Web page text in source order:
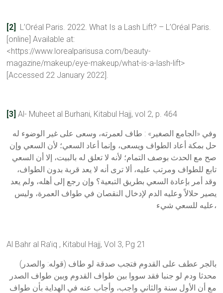
[2]
L’Oréal Paris. 2022. What Is a Lash Lift? – L’Oréal Paris.
[online] Available at:
<https://www.lorealparisusa.com/beauty-
magazine/makeup/eye-makeup/what-is-a-lash-lift>
[Accessed 22 January 2022].
[3] Al- Muheet al Burhani, Kitabul Hajj, vol 2, p. 464
وفي «الجامع الصغير» : طاف لعمرته، وسعى على غير الوضوء له
حل بمكة أعاد الطواف ويسعى، وإنما أعاد السعي؛ لأن السعي وإن
صح مع الحدث بوصف التمام؛ لأنه لا تعلق له بالبيت، إلا أن السعي
تابع للطواف ومرتب عليه، ألا ترى أنه لا يعد قربة بدون الطواف،
وقد أمر بإعادة السعي بطريق التبعية؟ وإن رجع إلى أهله، ولم يعد
يصير حلالاً وعليه الدم لإدخال النقصان في طواف العمرة، وليس
عليه للسعي شيء،
Al Bahr al Ra’iq , Kitabul Hajj, Vol 3, Pg 21
(قوله: والصدر) بالجر عطف على القدوم فتجب صدقة لو طاف
محدثا ودم لو جنبا فقد سووا بين طواف القدوم وبين طواف الصدر
مع أن الأول سنة والثاني واجب، وأجاب عنه في الهداية بأن طواف